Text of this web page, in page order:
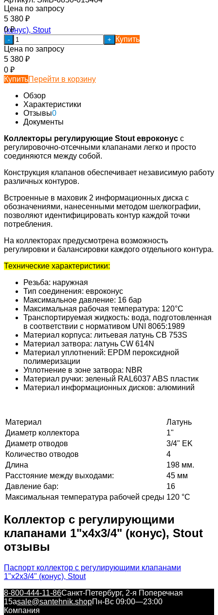
Цена по запросу
5 380 ₽
0₽
- +
Купить
Цена по запросу
5 380 ₽
0 ₽
КупитьПерейти в корзину
Обзор
Характеристики
Отзывы0
Документы
Коллекторы регулирующие Stout евроконус с
регулировочно-отсечными клапанами легко и просто
соединяются между собой.
Конструкция клапанов обеспечивает независимую работу
различных контуров.
Встроенные в маховик 2 информационных диска с
обозначениями, нанесенными методом шелкографии,
позволяют идентифицировать контур каждой точки
потребления.
На коллекторах предусмотрена возможность
регулировки и балансировки каждого отдельного контура.
Технические характеристики:
Резьба: наружная
Тип соединения: евроконус
Максимальное давление: 16 бар
Максимальная рабочая температура: 120°С
Транспортируемая жидкость: вода, подготовленная
в соответствии с нормативом UNI 8065:1989
Материал корпуса: литьевая латунь CB 753S
Материал затвора: латунь CW 614N
Материал уплотнений: EPDM пероксидной
полимеризации
Уплотнение в зоне затвора: NBR
Материал ручки: зеленый RAL6037 ABS пластик
Материал информационных дисков: алюминий
Материал
Латунь
Диаметр коллектора
1"
Диаметр отводов
3/4" EK
Количество отводов
4
Длина
198 мм.
Расстояние между выходами:
45 мм
Давление бар:
16
Максимальная температура рабочей среды 120 °C
Коллектор с регулирующими
клапанами 1"х4х3/4" (конус), Stout
отзывы
Паспорт коллектор с регулирующими клапанами
1"х2х3/4" (конус), Stout
8-800-444-11-86Санкт-Петербург, 2-я Поперечная
15аsale@santehnik.shopПн-Вс 09:00—23:00
Компания